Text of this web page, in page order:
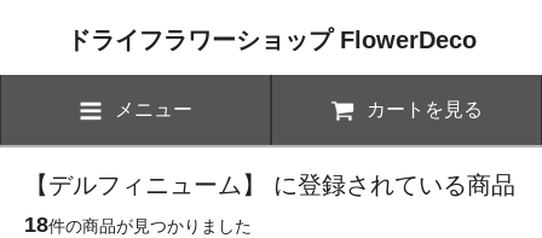
ドライフラワーショップ FlowerDeco
メニュー カートを見る
【デルフィニューム】 に登録されている商品
18件の商品が見つかりました